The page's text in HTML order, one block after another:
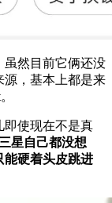
虽然目前它俩还没
源，基本上都是来
即使现在不是真
星自己都没想
能硬着头皮跳进